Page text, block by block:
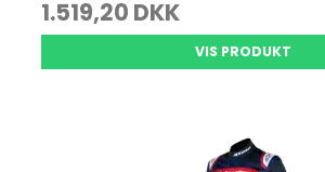
1.519,20 DKK
VIS PRODUKT